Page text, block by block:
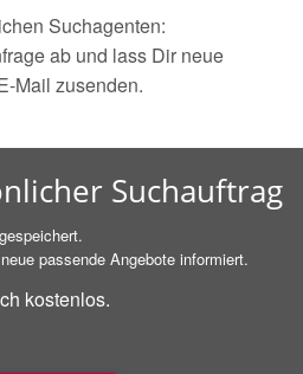
Suchagenten:
ab und lass Dir neue
Mail zusenden.
Suchauftrag
passende Angebote informiert.
kostenlos.